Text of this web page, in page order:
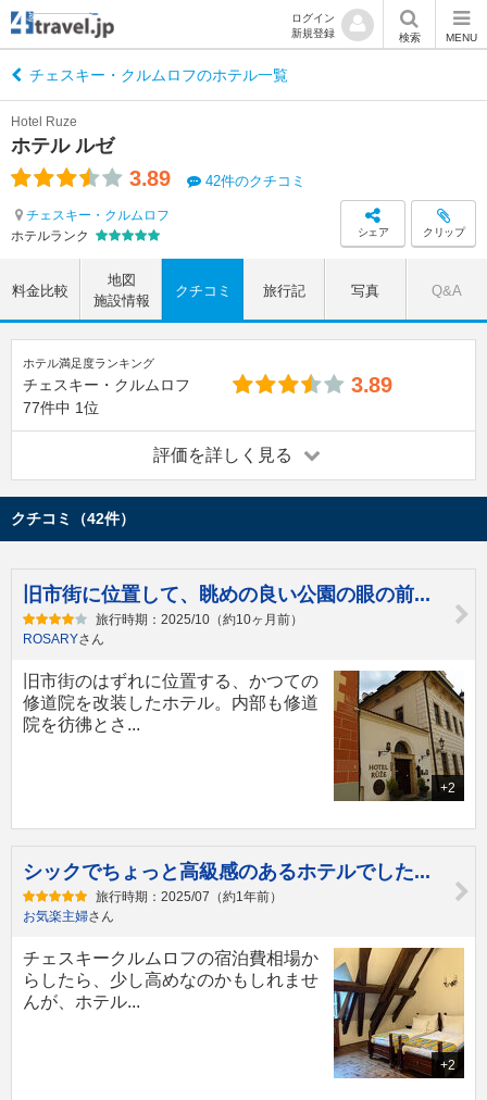
ログイン
新規登録
検索 MENU
チェスキー・クルムロフのホテル一覧
ホテル ルゼ
Hotel Ruze
3.89 42件のクチコミ
チェスキー・クルムロフ
ホテルランク
シェア クリップ
料金比較
地図
施設情報
クチコミ 旅行記 写真 Q&A
ホテル満足度ランキング
チェスキー・クルムロフ
77件中 1位
3.89
評価を詳しく見る
クチコミ（42件）
旧市街に位置して、眺めの良い公園の眼の前...
旅行時期：2025/10（約10ヶ月前）
ROSARYさん
+2
旧市街のはずれに位置する、かつての
修道院を改装したホテル。内部も修道
院を彷彿とさ...
シックでちょっと高級感のあるホテルでした...
旅行時期：2025/07（約1年前）
お気楽主婦さん
+2
チェスキークルムロフの宿泊費相場か
らしたら、少し高めなのかもしれませ
んが、ホテル...